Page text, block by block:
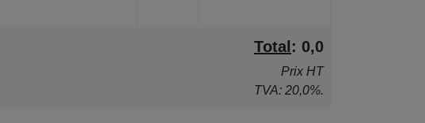
Total : 0,0
Prix HT
TVA: 20,0%.